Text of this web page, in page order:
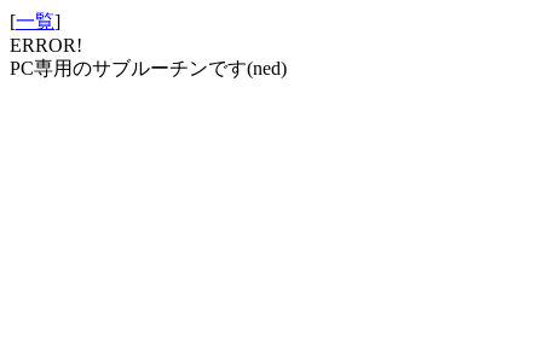
[一覧]
ERROR!
PC専用のサブルーチンです(ned)